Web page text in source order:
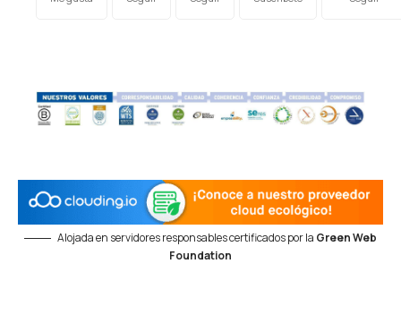
Alojada en servidores responsables certificados por la Green Web
Foundation